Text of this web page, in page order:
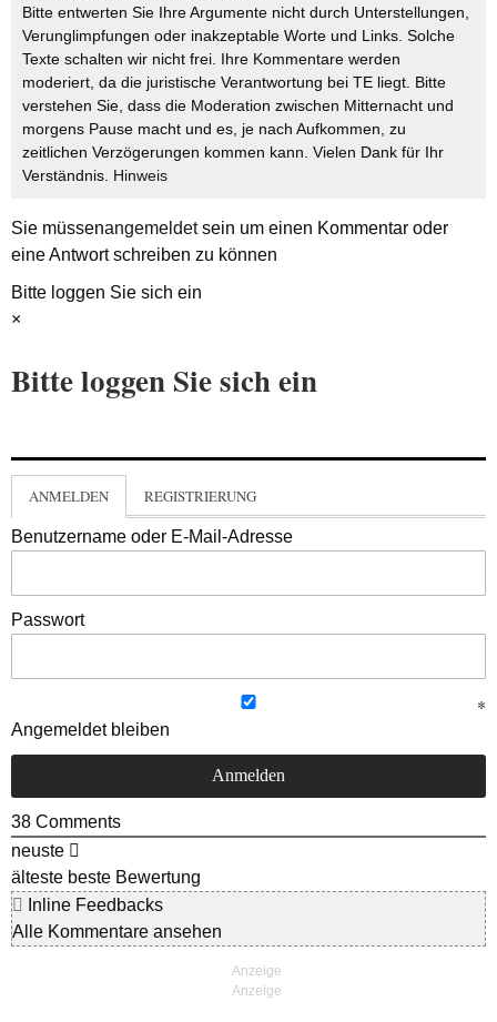
Bitte entwerten Sie Ihre Argumente nicht durch Unterstellungen,
Verunglimpfungen oder inakzeptable Worte und Links. Solche
Texte schalten wir nicht frei. Ihre Kommentare werden
moderiert, da die juristische Verantwortung bei TE liegt. Bitte
verstehen Sie, dass die Moderation zwischen Mitternacht und
morgens Pause macht und es, je nach Aufkommen, zu
zeitlichen Verzögerungen kommen kann. Vielen Dank für Ihr
Verständnis. Hinweis
Sie müssenangemeldetsein um einen Kommentar oder
eine Antwort schreiben zu können
Bitte loggen Sie sich ein
×
Bitte loggen Sie sich ein
ANMELDEN REGISTRIERUNG
Benutzername oder E-Mail-Adresse
Passwort
Angemeldet bleiben
38 Comments
neuste
älteste beste Bewertung
Inline Feedbacks
Alle Kommentare ansehen